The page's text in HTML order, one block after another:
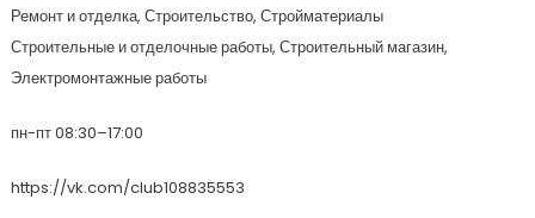
Ремонт и отделка, Строительство, Стройматериалы
Строительные и отделочные работы, Строительный магазин,
Электромонтажные работы
пн-пт 08:30–17:00
https://vk.com/club108835553